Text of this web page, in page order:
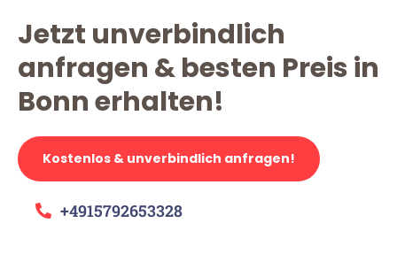
Jetzt unverbindlich
anfragen & besten Preis in
Bonn erhalten!
Kostenlos & unverbindlich anfragen!
+4915792653328